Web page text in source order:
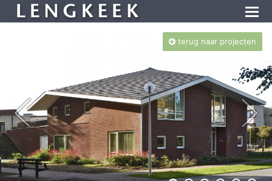
terug naar projecten